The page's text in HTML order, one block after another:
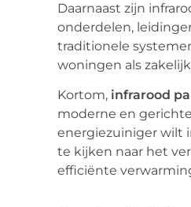
Daarnaast zijn
onderdelen,
traditionele
woningen als
Kortom, infrarood
moderne en
energiezuiniger wilt
te kijken naar het
efficiënte